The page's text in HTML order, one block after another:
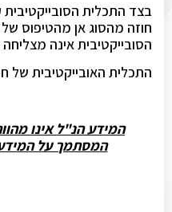
בצד התכלית
חוזה מהסוג אן מהטיפוס
הסובייקטיבית אינה
התכלית האובייקטיבית של
המידע הנ"ל אינו
המסתמך על המידע